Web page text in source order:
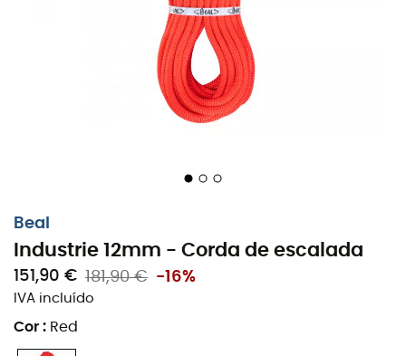
Beal
Industrie 12mm - Corda de escalada
151,90 € 181,90 € -16%
IVA incluído
Cor : Red